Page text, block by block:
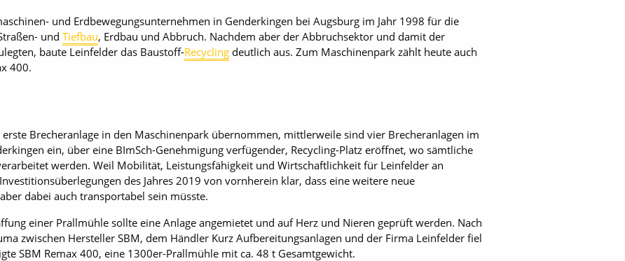
und Erdbewegungsunternehmen in Genderkingen bei Augsburg im Jahr 1998 für die
und Tiefbau, Erdbau und Abbruch. Nachdem aber der Abbruchsektor und damit der
baute Leinfelder das Baustoff-Recycling deutlich aus. Zum Maschinenpark zählt heute auch
400.
Brecheranlage in den Maschinenpark übernommen, mittlerweile sind vier Brecheranlagen im
ein, über eine BImSch-Genehmigung verfügender, Recycling-Platz eröffnet, wo sämtliche
werden. Weil Mobilität, Leistungsfähigkeit und Wirtschaftlichkeit für Leinfelder an
des Jahres 2019 von vornherein klar, dass eine weitere neue
dabei auch transportabel sein müsste.
einer Prallmühle sollte eine Anlage angemietet und auf Herz und Nieren geprüft werden. Nach
zwischen Hersteller SBM, dem Händler Kurz Aufbereitungsanlagen und der Firma Leinfelder fiel
SBM Remax 400, eine 1300er-Prallmühle mit ca. 48 t Gesamtgewicht.